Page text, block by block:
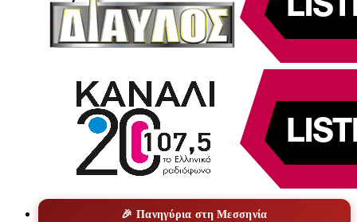
🎉 Πανηγύρια στη Μεσσηνία